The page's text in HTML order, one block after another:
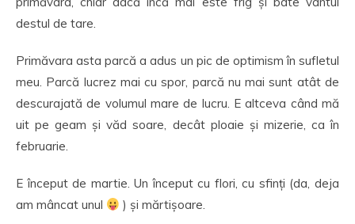
destul de tare.
Primăvara asta parcă a adus un pic de optimism în sufletul
meu. Parcă lucrez mai cu spor, parcă nu mai sunt atât de
descurajată de volumul mare de lucru. E altceva când mă
uit pe geam și văd soare, decât ploaie și mizerie, ca în
februarie.
E început de martie. Un început cu flori, cu sfinți (da, deja
am mâncat unul
) și mărtișoare.